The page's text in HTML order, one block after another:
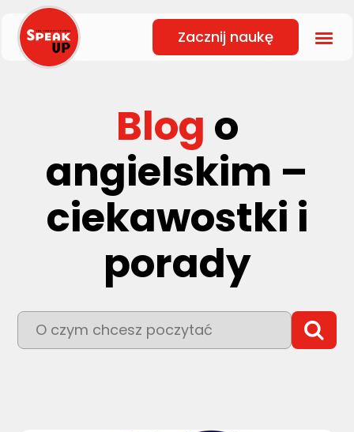
Zacznij naukę
Blog o
angielskim –
ciekawostki i
porady
To pole wyszukiwania z